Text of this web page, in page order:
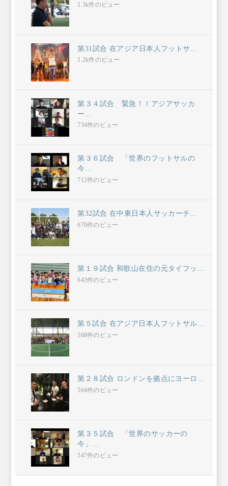
1.3k件のビュー
第31試合 在アジア日本人フットサ...
1.2k件のビュー
第３４試合 緊急！！アジアサッカ
ー...
734件のビュー
第３６試合 「世界のフットサルの
今...
712件のビュー
第32試合 在中東日本人サッカーチ...
670件のビュー
第１９試合 和歌山在住の元タイフッ...
643件のビュー
第５試合 在アジア日本人フットサル...
568件のビュー
第２８試合 ロンドンを拠点にヨーロ...
564件のビュー
第３５試合 「世界のサッカーの
今」...
547件のビュー